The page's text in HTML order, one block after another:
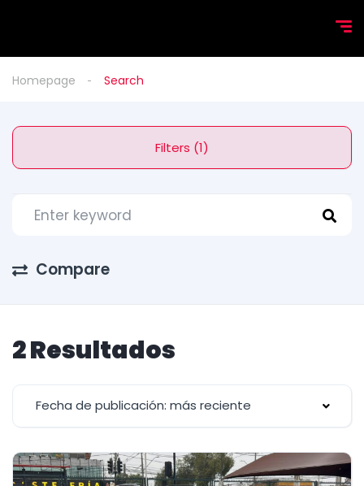
Homepage Search
Filters (1)
Compare
2 Resultados
Fecha de publicación: más reciente